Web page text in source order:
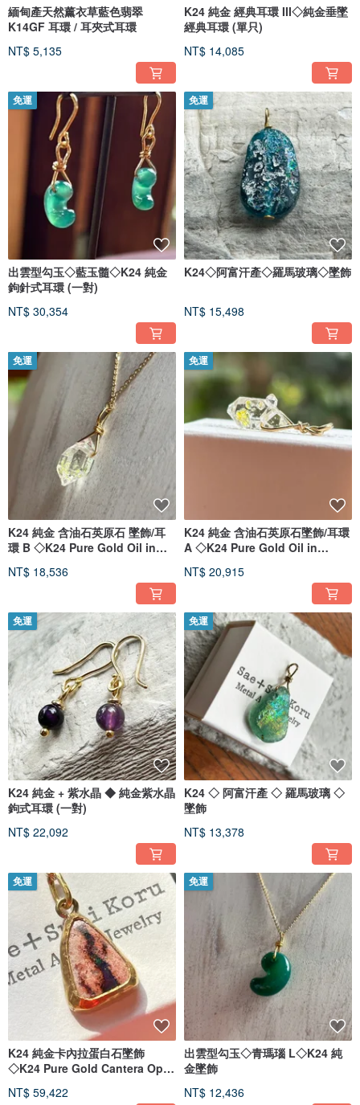
緬甸產天然薰衣草藍色翡翠
K14GF 耳環 / 耳夾式耳環
NT$ 5,135
K24 純金 經典耳環 III◇純金垂墜
經典耳環 (單只)
NT$ 14,085
免運
出雲型勾玉◇藍玉髓◇K24 純金
鉤針式耳環 (一對)
NT$ 30,354
免運
K24◇阿富汗產◇羅馬玻璃◇墜飾
NT$ 15,498
免運
K24 純金 含油石英原石 墜飾/耳
環 B ◇K24 Pure Gold Oil in
NT$ 18,536
免運
K24 純金 含油石英原石墜飾/耳環
A ◇K24 Pure Gold Oil in
NT$ 20,915
免運
K24 純金 + 紫水晶 ◆ 純金紫水晶
鉤式耳環 (一對)
NT$ 22,092
免運
K24 ◇ 阿富汗產 ◇ 羅馬玻璃 ◇
墜飾
NT$ 13,378
免運
K24 純金卡內拉蛋白石墜飾
◇K24 Pure Gold Cantera Opal
NT$ 59,422
免運
出雲型勾玉◇青瑪瑙 L◇K24 純
金墜飾
NT$ 12,436